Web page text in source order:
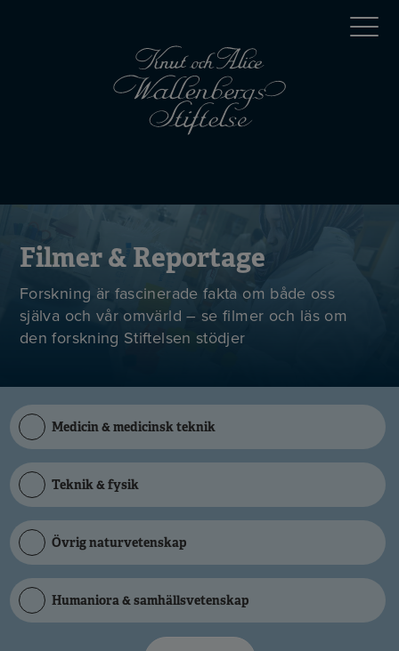
menu
Filmer & Reportage
Forskning är fascinerade fakta om både oss
själva och vår omvärld – se filmer och läs om
den forskning Stiftelsen stödjer
Medicin & medicinsk teknik
Teknik & fysik
Övrig naturvetenskap
Humaniora & samhällsvetenskap